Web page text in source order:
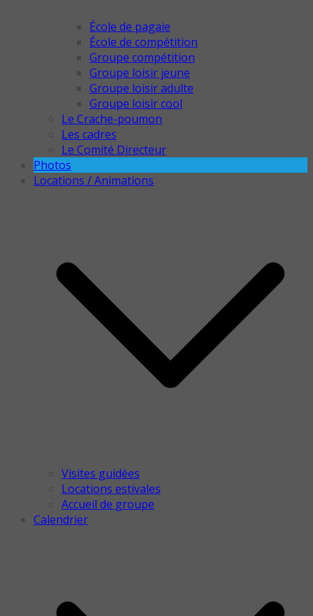
École de pagaie
École de compétition
Groupe compétition
Groupe loisir jeune
Groupe loisir adulte
Groupe loisir cool
Le Crache-poumon
Les cadres
Le Comité Directeur
Photos
Locations / Animations
Visites guidées
Locations estivales
Accueil de groupe
Calendrier